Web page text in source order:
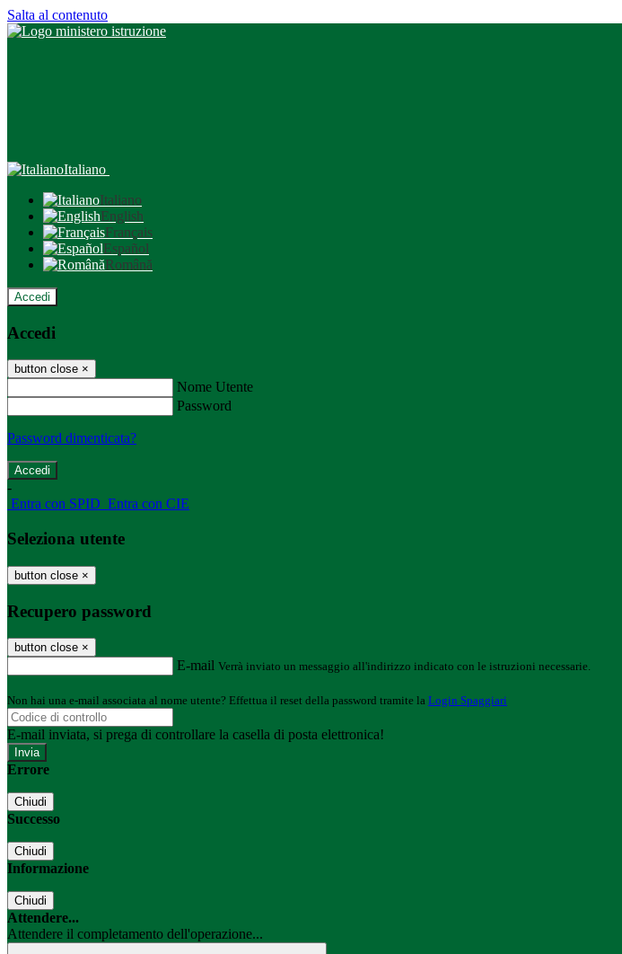
Salta al contenuto
Italiano
Italiano
English
Français
Español
Română
Accedi
Accedi
button close ×
Nome Utente
Password
Password dimenticata?
-
Entra con SPID Entra con CIE
Seleziona utente
button close ×
Recupero password
button close ×
E-mail Verrà inviato un messaggio all'indirizzo indicato con le istruzioni necessarie.
Non hai una e-mail associata al nome utente? Effettua il reset della password tramite la Login Spaggiari
E-mail inviata, si prega di controllare la casella di posta elettronica!
Errore
Chiudi
Successo
Chiudi
Informazione
Chiudi
Attendere...
Attendere il completamento dell'operazione...